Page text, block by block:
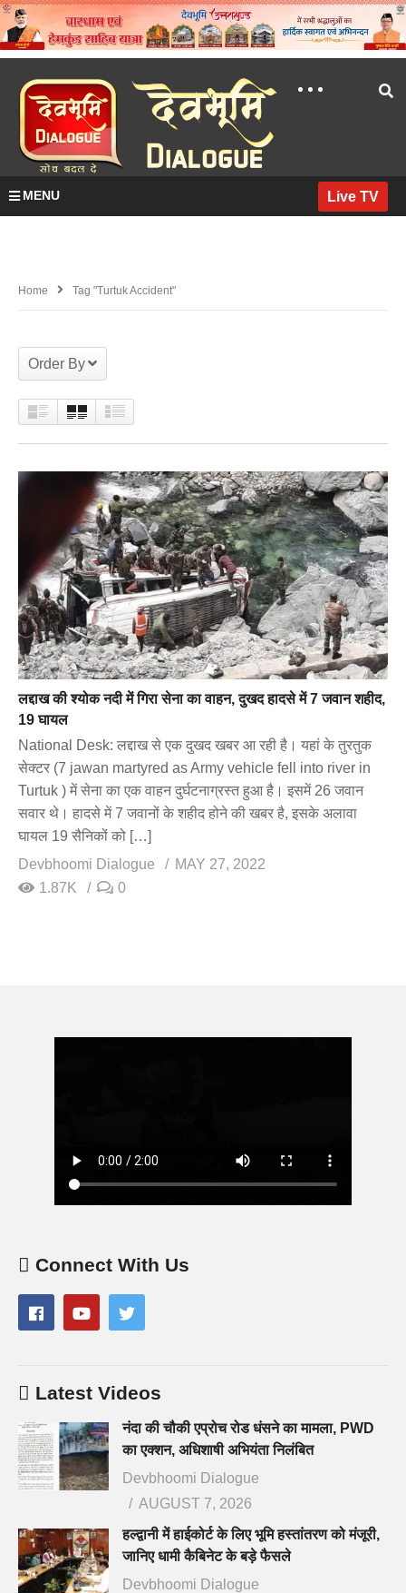
MENU Live TV
Home Tag "turtuk Accident"
Order By
लद्दाख की श्योक नदी में गिरा सेना का वाहन, दुखद हादसे में 7 जवान शहीद,
19 घायल
National Desk: लद्दाख से एक दुखद खबर आ रही है। यहां के तुरतुक
सेक्टर (7 jawan martyred as Army vehicle fell into river in
Turtuk ) में सेना का एक वाहन दुर्घटनाग्रस्‍त हुआ है। इसमें 26 जवान
सवार थे। हादसे में 7 जवानों के शहीद होने की खबर है, इसके अलावा
घायल 19 सैनिकों को […]
Devbhoomi Dialogue
MAY 27, 2022
1.87K
0
Connect With Us
Latest Videos
नंदा की चौकी एप्रोच रोड धंसने का मामला, PWD
का एक्शन, अधिशाषी अभियंता निलंबित
Devbhoomi Dialogue
AUGUST 7, 2026
हल्द्वानी में हाईकोर्ट के लिए भूमि हस्तांतरण को मंजूरी,
जानिए धामी कैबिनेट के बड़े फैसले
Devbhoomi Dialogue